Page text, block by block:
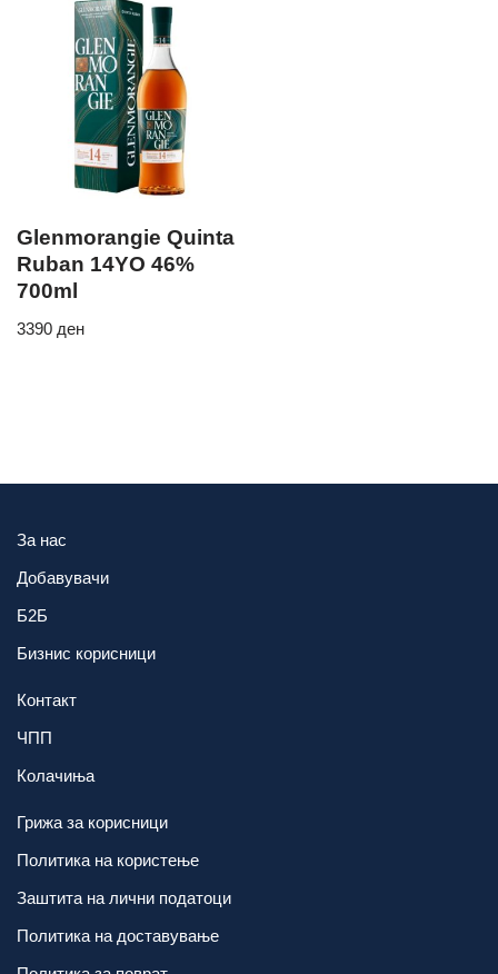
Glenmorangie Quinta
Ruban 14YO 46%
700ml
3390 ден
За нас
Добавувачи
Б2Б
Бизнис корисници
Контакт
ЧПП
Колачиња
Грижа за корисници
Политика на користење
Заштита на лични податоци
Политика на доставување